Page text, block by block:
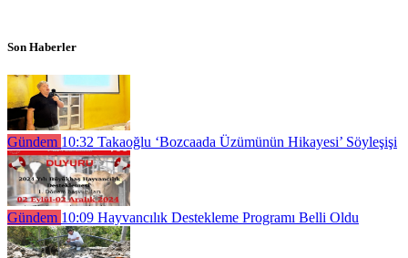
Son Haberler
Gündem 10:32 Takaoğlu ‘Bozcaada Üzümünün Hikayesi’ Söyleşişi
Gündem 10:09 Hayvancılık Destekleme Programı Belli Oldu